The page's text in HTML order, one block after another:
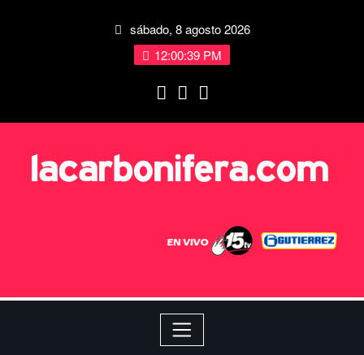
sábado, 8 agosto 2026
12:00:39 PM